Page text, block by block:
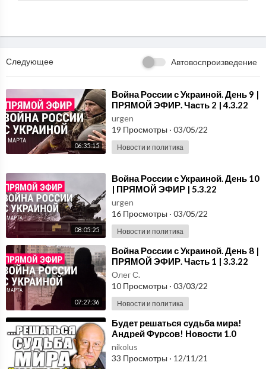
Для Андрея Малахова не существует неразрешимых вопросов.
Во время "Прямого эфира" раскрываются запутанные загадки п
фликтах, а люди, потерявшие надежду, обретают ее вновь!
Берегите себя и своих близких!
Ведущий: Андрей Малахов
Чтобы принять участие в программе, задать вопрос и высказать
свое мнение, звоните по телефону +7 (499) 653-65-55 или пиш
ите на info@amefir.tv
Архив выпусков программы
Следующее Автовоспроизведение
06:35:15
⁣Война России с Украиной. День 9 |
ПРЯМОЙ ЭФИР. Часть 2 | 4.3.22
urgen
19 Просмотры · 03/05/22
Новости и политика
08:05:25
⁣Война России с Украиной. День 10
| ПРЯМОЙ ЭФИР | 5.3.22
urgen
16 Просмотры · 03/05/22
Новости и политика
07:27:36
⁣Война России с Украиной. День 8 |
ПРЯМОЙ ЭФИР. Часть 1 | 3.3.22
Олег С.
10 Просмотры · 03/03/22
Новости и политика
⁣Будет решаться судьба мира!
Андрей Фурсов! Новости 1.0
nikolus
33 Просмотры · 12/11/21